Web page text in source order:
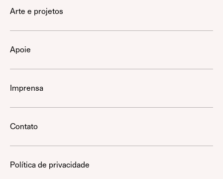
Arte e projetos
Apoie
Imprensa
Contato
Política de privacidade